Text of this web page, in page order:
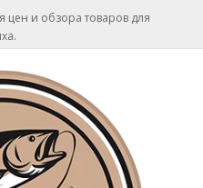
и обзора товаров для